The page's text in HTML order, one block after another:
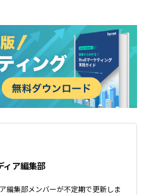
ア編集部
編集部メンバーが不定期で更新しま